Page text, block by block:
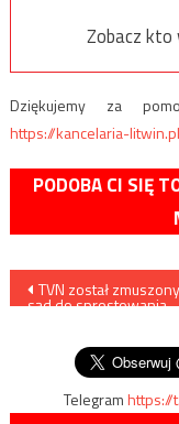
Zobacz kto
Dziękujemy za
https://kancelaria-litwin.pl
PODOBA CI SIĘ
Nawigacja
TVN został
sąd do sprostowania
Telegramhttps://